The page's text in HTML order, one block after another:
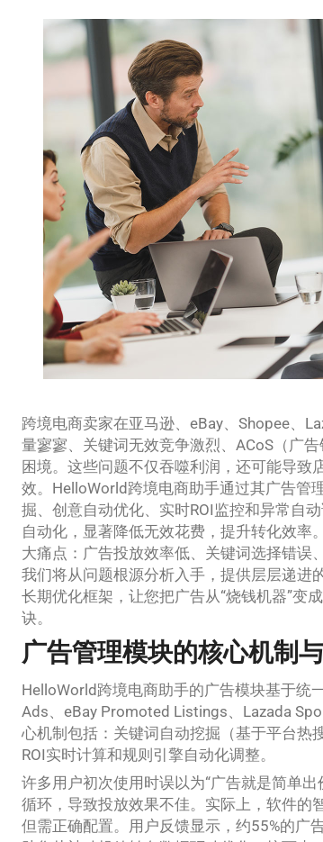
跨境电商卖家在亚马逊、eBay、Shopee、
量寥寥、关键词无效竞争激烈、ACoS（广
困境。这些问题不仅吞噬利润，还可能导
效。HelloWorld跨境电商助手通过其广告管
掘、创意自动优化、实时ROI监控和异常自
自动化，显著降低无效花费，提升转化效
大痛点：广告投放效率低、关键词选择错误
我们将从问题根源分析入手，提供层层递进
长期优化框架，让您把广告从“烧钱机器”变
诀。
广告管理模块的核心机制
HelloWorld跨境电商助手的广告模块基于统
Ads、eBay Promoted Listings、Lazada
心机制包括：关键词自动挖掘（基于平台热
ROI实时计算和规则引擎自动化调整。
许多用户初次使用时误以为“广告就是简单
循环，导致投放效果不佳。实际上，软件的
但需正确配置。用户反馈显示，约55%的广